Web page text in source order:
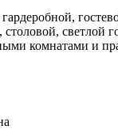
светлой
комнатами и